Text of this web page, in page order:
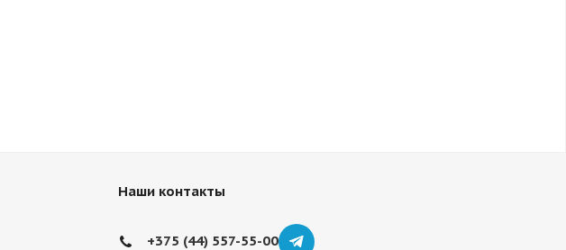
Наши контакты
+375 (44) 557-55-00